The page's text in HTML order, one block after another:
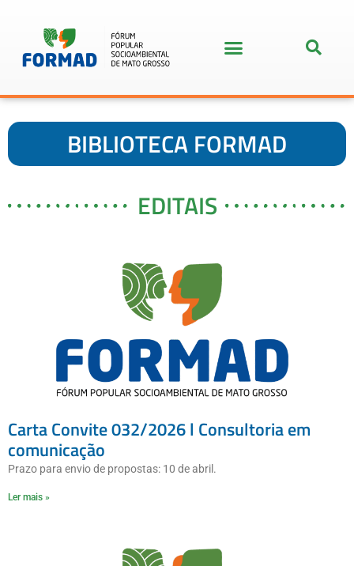
BIBLIOTECA FORMAD
EDITAIS
Carta Convite 032/2026 l Consultoria em
comunicação
Prazo para envio de propostas: 10 de abril.
Ler mais »